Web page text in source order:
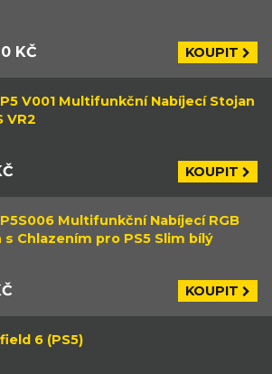
KČ KOUPIT
V001 Multifunkční Nabíjecí Stojan
VR2
KOUPIT
Multifunkční Nabíjecí RGB
s Chlazením pro PS5 Slim bílý
KOUPIT
6 (PS5)